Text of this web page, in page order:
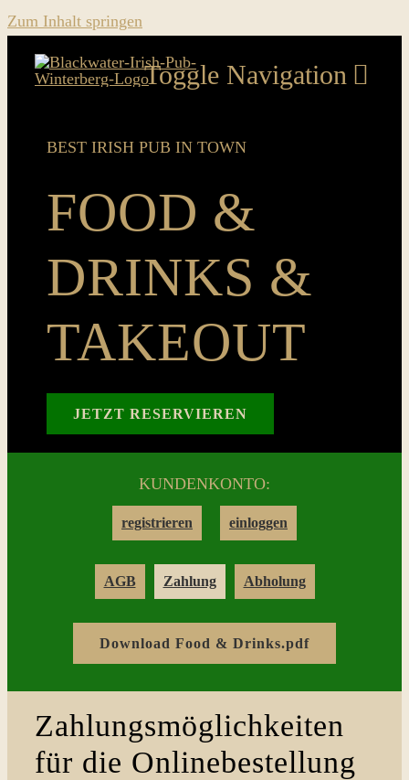
Zum Inhalt springen
Toggle Navigation
Music
Sport
News
Pics
Warenkorb
Kontakt
BEST IRISH PUB IN TOWN
FOOD &
DRINKS &
TAKEOUT
JETZT RESERVIEREN
KUNDENKONTO:
registrieren einloggen
AGB Zahlung Abholung
Download Food & Drinks.pdf
Zahlungsmöglichkeiten
für die Onlinebestellung